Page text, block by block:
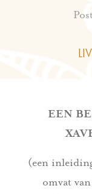
EEN
(een
omvat